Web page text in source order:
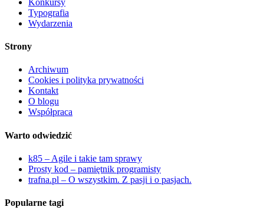
Typografia
Wydarzenia
Strony
Archiwum
Cookies i polityka prywatności
Kontakt
O blogu
Współpraca
Warto odwiedzić
k85 – Agile i takie tam sprawy
Prosty kod – pamiętnik programisty
trafna.pl – O wszystkim. Z pasji i o pasjach.
Popularne tagi